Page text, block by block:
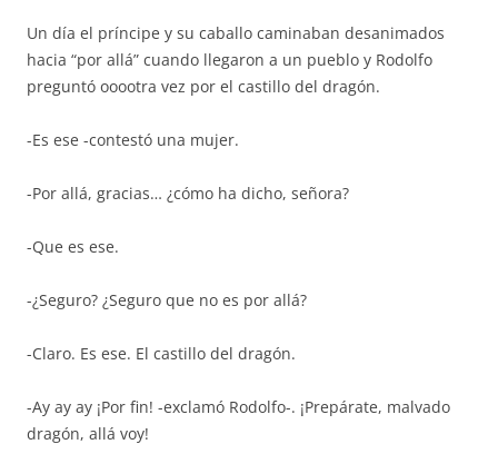
Un día el príncipe y su caballo caminaban desanimados
hacia “por allá” cuando llegaron a un pueblo y Rodolfo
preguntó ooootra vez por el castillo del dragón.
-Es ese -contestó una mujer.
-Por allá, gracias… ¿cómo ha dicho, señora?
-Que es ese.
-¿Seguro? ¿Seguro que no es por allá?
-Claro. Es ese. El castillo del dragón.
-Ay ay ay ¡Por fin! -exclamó Rodolfo-. ¡Prepárate, malvado
dragón, allá voy!